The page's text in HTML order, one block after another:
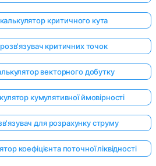
критичного кута
критичних точок
векторного добутку
кумулятивної ймовірності
для розрахунку струму
коефіцієнта поточної ліквідності